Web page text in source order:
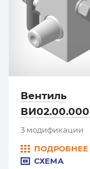
Вентиль
ВИ02.00.000
3 модификации
ПОДРОБНЕЕ
СХЕМА